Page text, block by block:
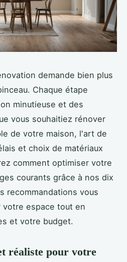
demande bien plus
Chaque étape
minutieuse et des
vous souhaitiez rénover
de votre maison, l'art de
et choix de matériaux
comment optimiser votre
courants grâce à nos dix
recommandations vous
espace tout en
et votre budget.
réaliste pour votre